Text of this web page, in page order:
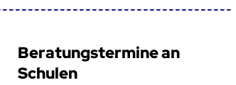
Beratungstermine an
Schulen